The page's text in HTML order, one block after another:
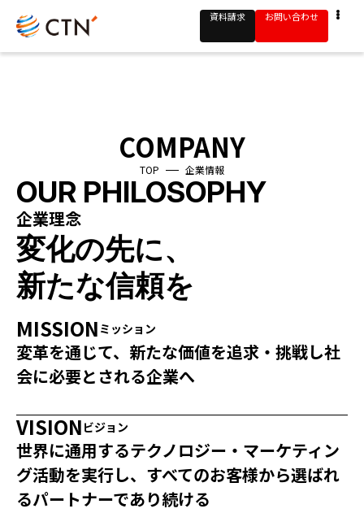
資料請求 お問い合わせ
COMPANY
TOP 企業情報
OUR PHILOSOPHY
企業理念
変化の先に、
新たな信頼を
MISSION ミッション
変革を通じて、新たな価値を追求・挑戦し社
会に必要とされる企業へ
VISION ビジョン
世界に通用するテクノロジー・マーケティン
グ活動を実行し、 すべてのお客様から選ばれ
るパートナーであり続ける